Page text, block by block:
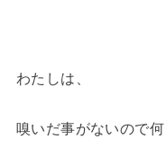
わたしは、
嗅いだ事がないので何